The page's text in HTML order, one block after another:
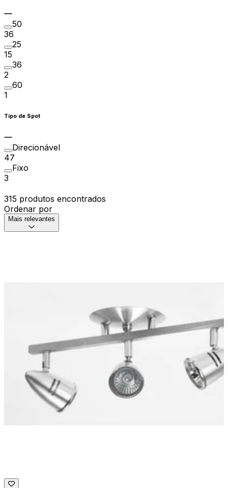
50
36
25
15
36
2
60
1
Tipo de Spot
Direcionável
47
Fixo
3
315 produtos encontrados
Ordenar por
Mais relevantes